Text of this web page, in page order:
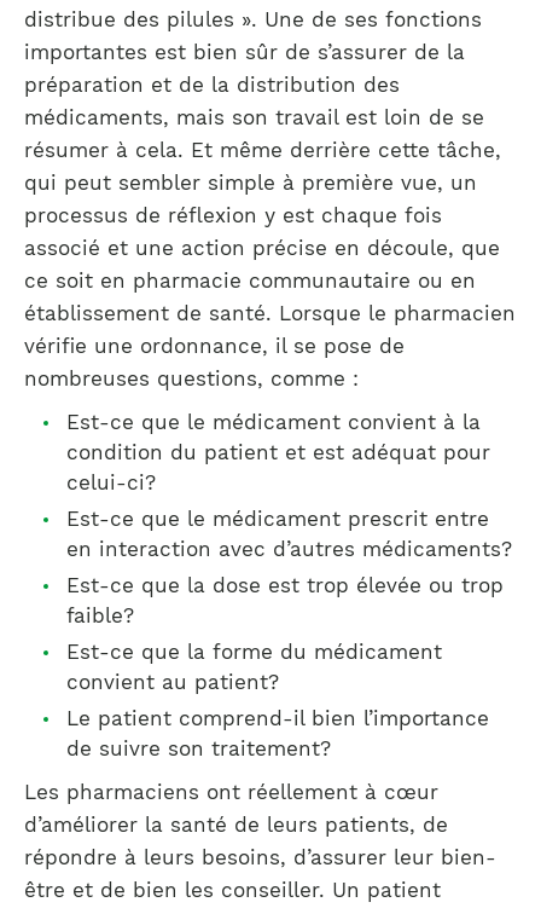
distribue des pilules ». Une de ses fonctions
importantes est bien sûr de s’assurer de la
préparation et de la distribution des
médicaments, mais son travail est loin de se
résumer à cela. Et même derrière cette tâche,
qui peut sembler simple à première vue, un
processus de réflexion y est chaque fois
associé et une action précise en découle, que
ce soit en pharmacie communautaire ou en
établissement de santé. Lorsque le pharmacien
vérifie une ordonnance, il se pose de
nombreuses questions, comme :
Est-ce que le médicament convient à la
condition du patient et est adéquat pour
celui-ci?
Est-ce que le médicament prescrit entre
en interaction avec d’autres médicaments?
Est-ce que la dose est trop élevée ou trop
faible?
Est-ce que la forme du médicament
convient au patient?
Le patient comprend-il bien l’importance
de suivre son traitement?
Les pharmaciens ont réellement à cœur
d’améliorer la santé de leurs patients, de
répondre à leurs besoins, d’assurer leur bien-
être et de bien les conseiller. Un patient